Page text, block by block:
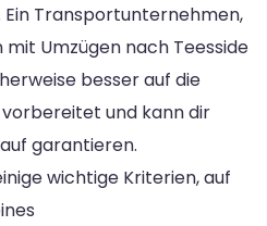
Transportunternehmen,
Umzügen nach Teesside
besser auf die
und kann dir
garantieren.
wichtige Kriterien, auf